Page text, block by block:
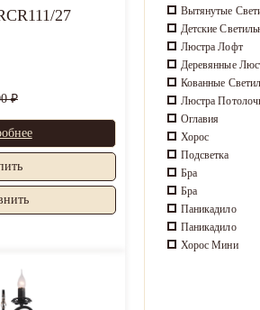
27
₽
Вытянутые
Детские
Люстра Лофт
Деревянные
Кованные
Люстра
Оглавия
Хорос
Подсветка
Бра
Бра
Паникадило
Паникадило
Хорос Мини